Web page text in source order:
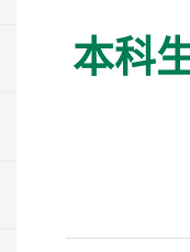
本科